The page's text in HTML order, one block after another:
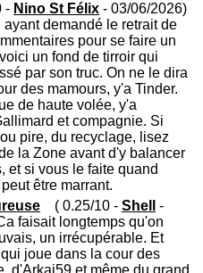
- Nino St Félix - 03/06/2026)
demandé le retrait de
pour se faire un
un fond de tirroir qui
par son truc. On ne le dira
des mamours, y'a Tinder.
de haute volée, y'a
et compagnie. Si
pire, du recyclage, lisez
la Zone avant d'y balancer
et si vous le faite quand
être marrant.
( 0.25/10 - Shell
-
faisait longtemps qu'on
un irrécupérable. Et
joue dans la cour des
d'Arkai59 et même du grand